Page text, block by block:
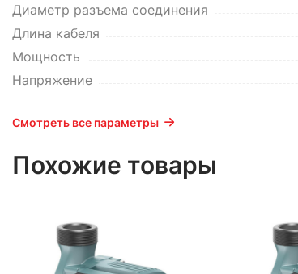
Диаметр разъема соединения
Длина кабеля
Мощность
Напряжение
Смотреть все параметры
Похожие товары